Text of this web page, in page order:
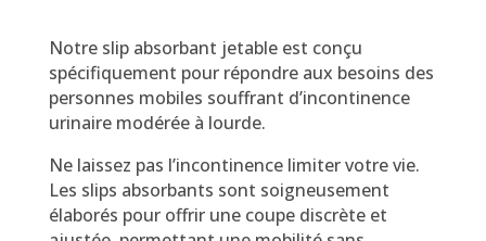
Notre slip absorbant jetable est conçu
spécifiquement pour répondre aux besoins des
personnes mobiles souffrant d’incontinence
urinaire modérée à lourde.
Ne laissez pas l’incontinence limiter votre vie.
Les slips absorbants sont soigneusement
élaborés pour offrir une coupe discrète et